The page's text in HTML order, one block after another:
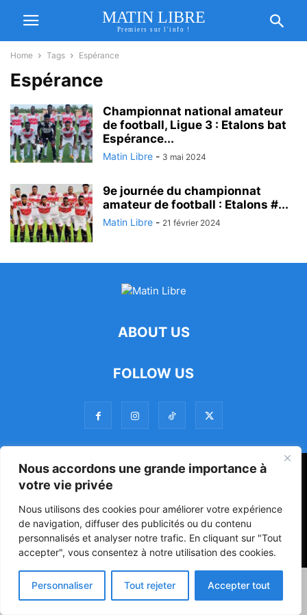
Nous accordons une grande importance à
votre vie privée
Nous utilisons des cookies pour améliorer votre expérience
de navigation, diffuser des publicités ou du contenu
personnalisés et analyser notre trafic. En cliquant sur "Tout
accepter", vous consentez à notre utilisation des cookies.
Personnaliser Tout rejeter Accepter tout
MATIN LIBRE
Premiers sur l'info !
Home Tags Espérance
Espérance
Championnat national amateur
de football, Ligue 3 : Etalons bat
Espérance...
Matin Libre - 3 mai 2024
9e journée du championnat
amateur de football : Etalons #...
Matin Libre - 21 février 2024
ABOUT US
FOLLOW US
47ᵉ Assemblée Mondiale sur la Protection de la Vie Privée: Me
Luciano Hounkponou représente le Bénin à Séoul
Politique Société Culture
© Powered by digitXplus Francophone